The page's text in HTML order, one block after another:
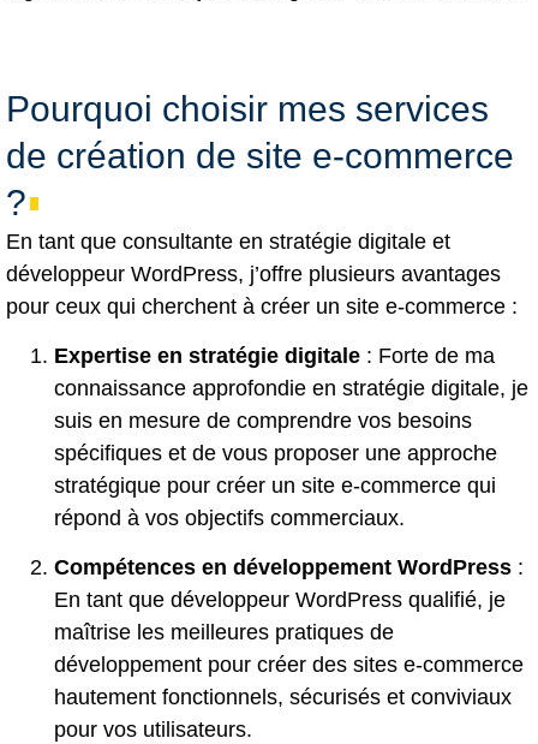
Pourquoi choisir mes services
de création de site e-commerce
?
En tant que consultante en stratégie digitale et
développeur WordPress, j’offre plusieurs avantages
pour ceux qui cherchent à créer un site e-commerce :
Expertise en stratégie digitale : Forte de ma
connaissance approfondie en stratégie digitale, je
suis en mesure de comprendre vos besoins
spécifiques et de vous proposer une approche
stratégique pour créer un site e-commerce qui
répond à vos objectifs commerciaux.
Compétences en développement WordPress :
En tant que développeur WordPress qualifié, je
maîtrise les meilleures pratiques de
développement pour créer des sites e-commerce
hautement fonctionnels, sécurisés et conviviaux
pour vos utilisateurs.